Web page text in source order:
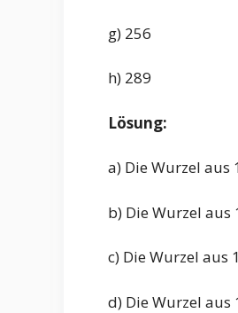
g) 256
h) 289
Lösung:
a) Die Wurzel aus
b) Die Wurzel aus
c) Die Wurzel aus
d) Die Wurzel aus